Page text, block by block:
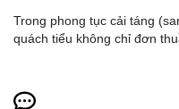
Trong phong tục cải táng
quách tiểu không chỉ đơn